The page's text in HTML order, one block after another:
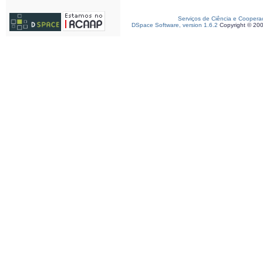
Serviços de Ciência e
DSpace Software, version 1.6.2 Copyright ©